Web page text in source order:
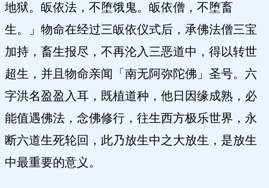
地狱。皈依法，不堕饿鬼。皈依僧，不堕畜
生。」物命在经过三皈依仪式后，承佛法僧三宝
加持，畜生报尽，不再沦入三恶道中，得以转世
超生，并且物命亲闻「南无阿弥陀佛」圣号。六
字洪名盈盈入耳，既植道种，他日因缘成熟，必
能值遇佛法，念佛修行，往生西方极乐世界，永
断六道生死轮回，此乃放生中之大放生，是放生
中最重要的意义。